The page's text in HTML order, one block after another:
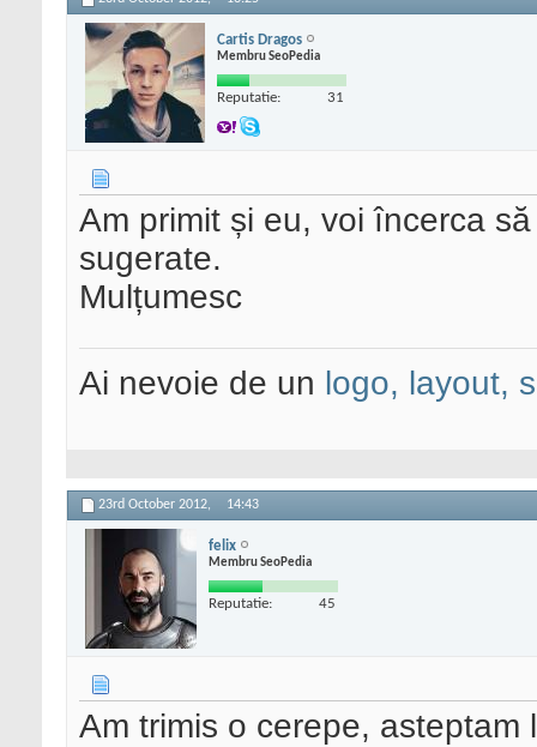
Cartis Dragos
Membru SeoPedia
Reputatie: 31
Am primit și eu, voi încerca
sugerate.
Mulțumesc
Ai nevoie de un logo, layout,
23rd October 2012, 14:43
felix
Membru SeoPedia
Reputatie: 45
Am trimis o cerepe, asteptam